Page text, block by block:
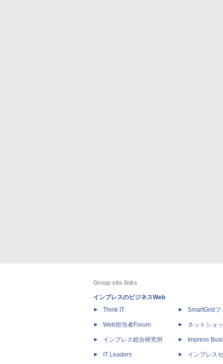
Group site links
インプレスのビジネスWeb
Think IT
Web担当者Forum
インプレス総合研究所
IT Leaders
SmartGridフ
ネットショ
Impress
インプレス